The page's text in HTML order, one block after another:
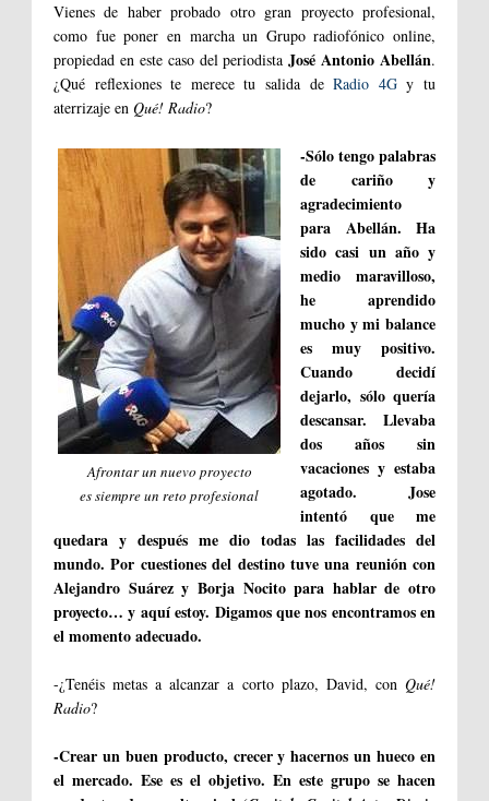
Vienes de haber probado otro gran proyecto profesional,
como fue poner en marcha un Grupo radiofónico online,
propiedad en este caso del periodistaJosé Antonio Abellán.
¿Qué reflexiones te merece tu salida deRadio 4Gy tu
aterrizaje en Qué! Radio?
Afrontar un nuevo proyecto
es siempre un reto profesional
-Sólo tengo palabras
de cariño y
agradecimiento
para Abellán. Ha
sido casi un año y
medio maravilloso,
he aprendido
mucho y mi balance
es muy positivo.
Cuando decidí
dejarlo, sólo quería
descansar. Llevaba
dos años sin
vacaciones y estaba
agotado. Jose
intentó que me
quedara y después me dio todas las facilidades del
mundo. Por cuestiones del destino tuve una reunión con
Alejandro Suárez y Borja Nocito para hablar de otro
proyecto… y aquí estoy. Digamos que nos encontramos en
el momento adecuado.
-¿Tenéis metas a alcanzar a corto plazo, David, con Qué!
Radio?
-Crear un buen producto, crecer y hacernos un hueco en
el mercado. Ese es el objetivo. En este grupo se hacen